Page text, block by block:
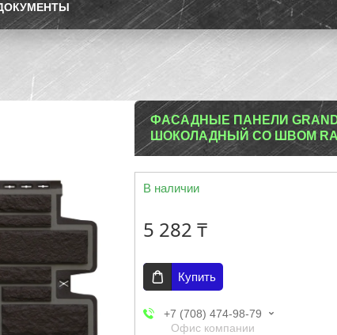
ФАСАДНЫЕ ПАНЕЛИ GRAND
ШОКОЛАДНЫЙ СО ШВОМ
В наличии
5 282 ₸
Купить
+7 (708) 474-98-79
Офис компании